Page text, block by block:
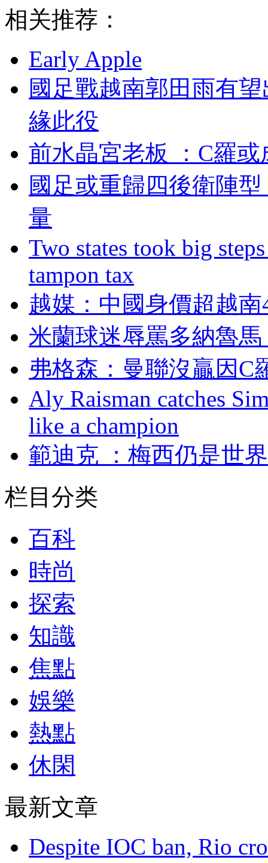
相关推荐：
Early Apple
國足戰越南郭田雨有
緣此役
前水晶宮老板 ：C羅
國足或重歸四後衛陣
量
Two states took big
tampon tax
越媒：中國身價超
米蘭球迷辱罵多納魯馬
弗格森：曼聯沒贏
Aly Raisman catches
like a champion
範迪克 ：梅西仍是世
栏目分类
百科
時尚
探索
知識
焦點
娛樂
熱點
休閑
最新文章
Despite IOC ban, Rio